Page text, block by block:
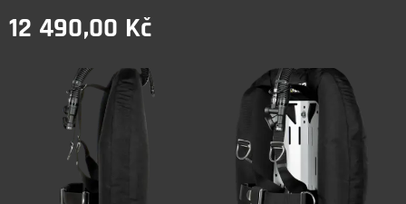
12 490,00 Kč